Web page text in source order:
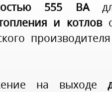
555 ВА
и котлов
на выходе